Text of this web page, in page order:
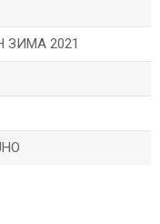
ЗИМА 2021